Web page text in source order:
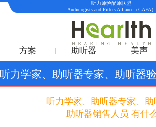
听力师验配师联盟
Audiologists and Fitters Alliance（CAFA）
方案 助听器 美声
听力学家、助听器专家、
助听器销售人员 有什